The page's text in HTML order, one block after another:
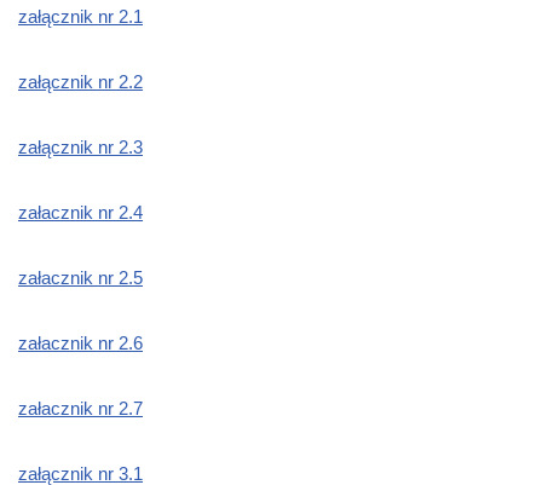
załącznik nr 2.1
załącznik nr 2.2
załącznik nr 2.3
załacznik nr 2.4
załacznik nr 2.5
załacznik nr 2.6
załacznik nr 2.7
załącznik nr 3.1